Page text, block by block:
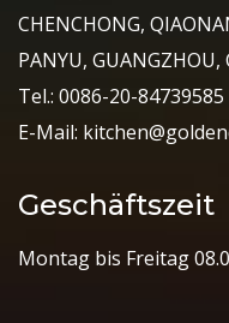
CHENCHONG,
PANYU, GUANGZHOU,
Tel.: 0086-20-84739585
E-Mail:
Geschäftszeit
Montag bis Freitag